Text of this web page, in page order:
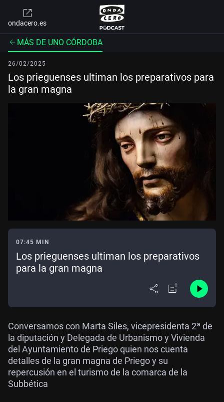
ondacero.es
MÁS DE UNO CÓRDOBA
26/02/2025
Los prieguenses ultiman los preparativos para
la gran magna
07:45 MIN
Los prieguenses ultiman los preparativos
para la gran magna
Conversamos con Marta Siles, vicepresidenta 2ª de
la diputación y Delegada de Urbanismo y Vivienda
del Ayuntamiento de Priego quien nos cuenta
detalles de la gran magna de Priego y su
repercusión en el turismo de la comarca de la
Subbética